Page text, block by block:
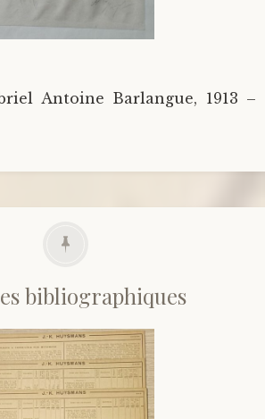
Antoine Barlangue, 1913 –
bibliographiques